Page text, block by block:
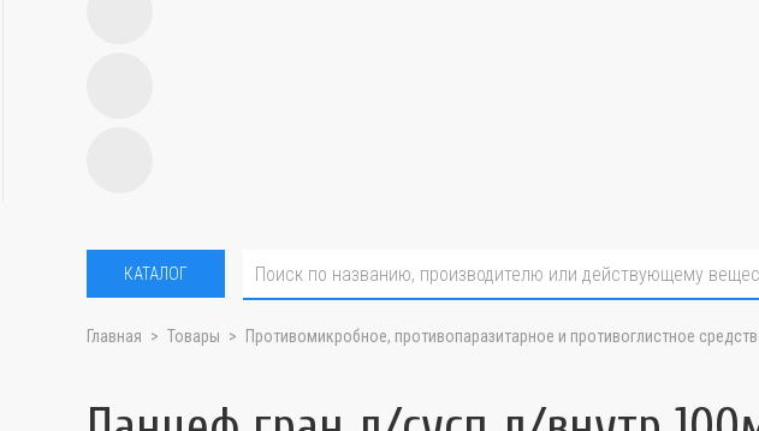
КАТАЛОГ
Главная Товары Противомикробное, противопаразитарное и противоглистное